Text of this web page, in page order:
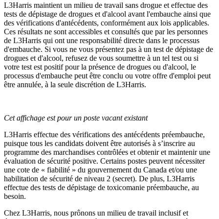
L3Harris maintient un milieu de travail sans drogue et effectue des
tests de dépistage de drogues et d'alcool avant l'embauche ainsi que
des vérifications d'antécédents, conformément aux lois applicables.
Ces résultats ne sont accessibles et consultés que par les personnes
de L3Harris qui ont une responsabilité directe dans le processus
d'embauche. Si vous ne vous présentez pas à un test de dépistage de
drogues et d'alcool, refusez de vous soumettre à un tel test ou si
votre test est positif pour la présence de drogues ou d'alcool, le
processus d'embauche peut être conclu ou votre offre d'emploi peut
être annulée, à la seule discrétion de L3Harris.
Cet affichage est pour un poste vacant existant
L3Harris effectue des vérifications des antécédents préembauche,
puisque tous les candidats doivent être autorisés à s’inscrire au
programme des marchandises contrôlées et obtenir et maintenir une
évaluation de sécurité positive. Certains postes peuvent nécessiter
une cote de « fiabilité » du gouvernement du Canada et/ou une
habilitation de sécurité de niveau 2 (secret). De plus, L3Harris
effectue des tests de dépistage de toxicomanie préembauche, au
besoin.
Chez L3Harris, nous prônons un milieu de travail inclusif et